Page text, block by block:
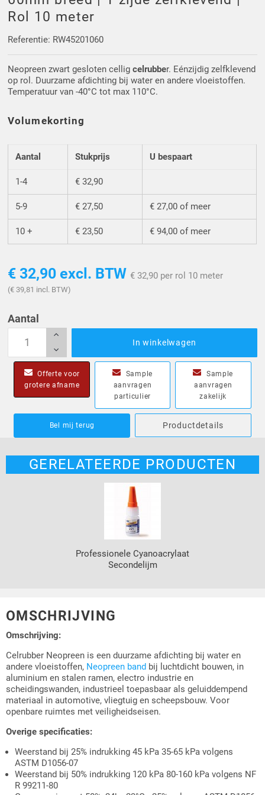
Driehoek/Wig profielen
Silicone U Profielen
Luikenpakking
Oploopprofielen
Hoekprofielen
O-ringen
Rol 10 meter
Referentie: RW45201060
Neopreen zwart gesloten celligcelrubber. Eénzijdig zelfklevend
op rol. Duurzame afdichting bij water en andere vloeistoffen.
Temperatuur van -40°C tot max 110°C.
Volumekorting
Aantal Stukprijs U bespaart
1-4 € 32,90
5-9 € 27,50 € 27,00 of meer
10 + € 23,50 € 94,00 of meer
€ 32,90 excl. BTW € 32,90 per rol 10 meter
(€ 39,81 incl. BTW)
Aantal
In winkelwagen
Offerte voor
grotere afname
Sample
aanvragen
particulier
Sample
aanvragen
zakelijk
Bel mij terug Productdetails
GERELATEERDE PRODUCTEN
Professionele Cyanoacrylaat
Secondelijm
OMSCHRIJVING
Omschrijving:
Celrubber Neopreen is een duurzame afdichting bij water en
andere vloeistoffen, Neopreen band bij luchtdicht bouwen, in
aluminium en stalen ramen, electro industrie en
scheidingswanden, industrieel toepasbaar als geluiddempend
materiaal in automotive, vliegtuig en scheepsbouw. Voor
openbare ruimtes met veiligheidseisen.
Overige specificaties:
Weerstand bij 25% indrukking 45 kPa 35-65 kPa volgens
ASTM D1056-07
Weerstand bij 50% indrukking 120 kPa 80-160 kPa volgens NF
R 99211-80